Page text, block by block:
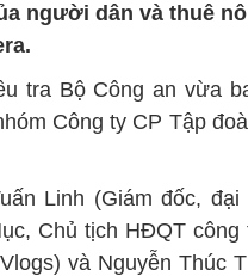
người dân và thuê
tra Bộ Công an vừa
Công ty CP Tập
Linh (Giám đốc,
Chủ tịch HĐQT
và Nguyễn Thúc